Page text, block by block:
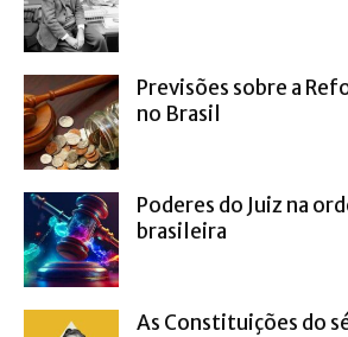
Previsões sobre a
no Brasil
Poderes do Juiz na
brasileira
As Constituições do